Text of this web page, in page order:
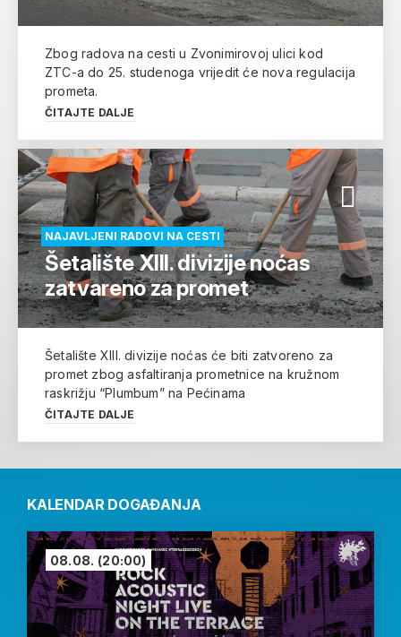
Zbog radova na cesti u Zvonimirovoj ulici kod
ZTC-a do 25. studenoga vrijedit će nova regulacija
prometa.
ČITAJTE DALJE
NAJAVLJENI RADOVI NA CESTI
Šetalište XIII. divizije noćas
zatvareno za promet
Šetalište XIII. divizije noćas će biti zatvoreno za
promet zbog asfaltiranja prometnice na kružnom
raskrižju “Plumbum” na Pećinama
ČITAJTE DALJE
KALENDAR DOGAĐANJA
08.08. (20:00)